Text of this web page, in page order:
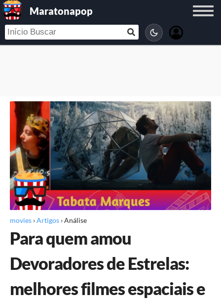
Maratonapop
movies ›Artigos ›Análise
Para quem amou
Devoradores de Estrelas:
melhores filmes espaciais e